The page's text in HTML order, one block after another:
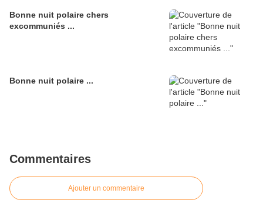
Bonne nuit polaire chers
excommuniés ...
Bonne nuit polaire ...
Commentaires
Ajouter un commentaire